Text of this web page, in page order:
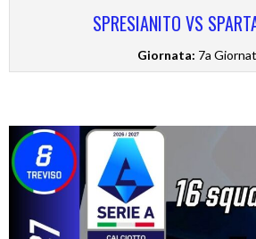
SPRESIANITO VS
Giornata: 7a